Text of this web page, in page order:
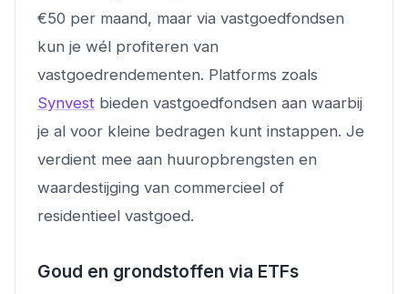
€50 per maand, maar via vastgoedfondsen
kun je wél profiteren van
vastgoedrendementen. Platforms zoals
Synvest bieden vastgoedfondsen aan waarbij
je al voor kleine bedragen kunt instappen. Je
verdient mee aan huuropbrengsten en
waardestijging van commercieel of
residentieel vastgoed.
Goud en grondstoffen via ETFs